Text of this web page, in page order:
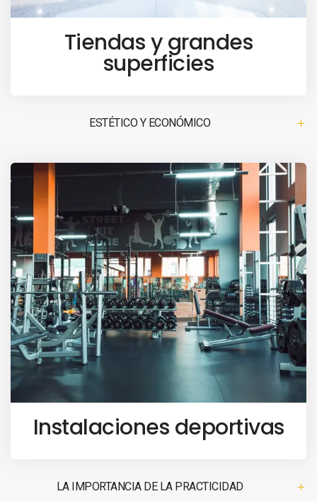
Tiendas y grandes
superficies
ESTÉTICO Y ECONÓMICO
Instalaciones deportivas
LA IMPORTANCIA DE LA PRACTICIDAD